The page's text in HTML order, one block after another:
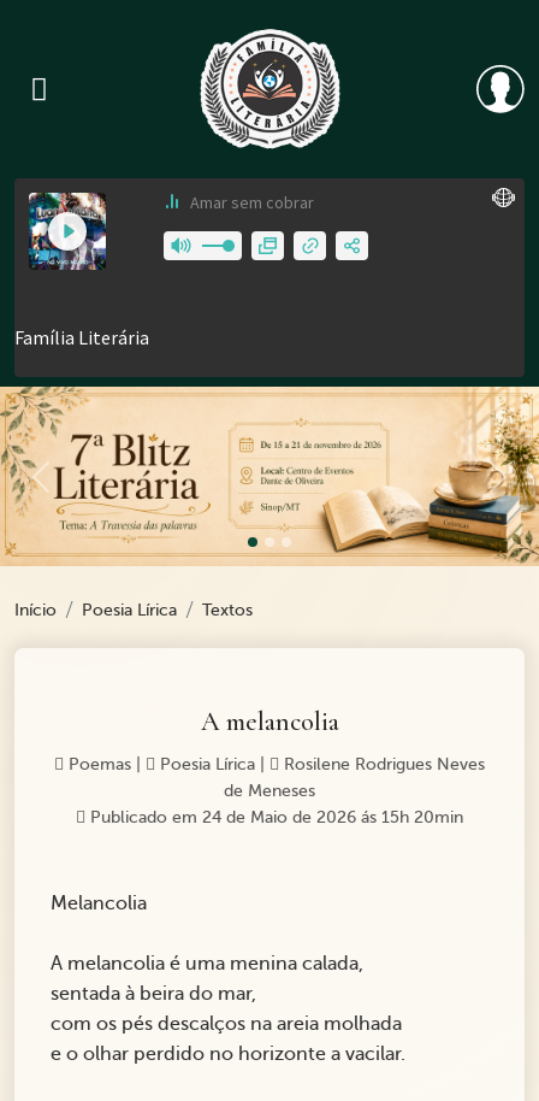
Previous
Início Poesia Lírica Textos
A melancolia
Poemas Poesia Lírica
Rosilene Rodrigues Neves
de Meneses
Publicado em 24 de Maio de 2026 ás 15h 20min
Melancolia
A melancolia é uma menina calada,
sentada à beira do mar,
com os pés descalços na areia molhada
e o olhar perdido no horizonte a vacilar.